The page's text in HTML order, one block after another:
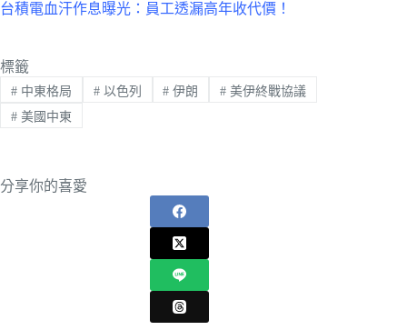
台積電血汗作息曝光：員工透漏高年收代價！
標籤
#中東格局 #以色列 # 伊朗 # 美伊終戰協議
#美國中東
分享你的喜愛